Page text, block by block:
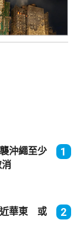
沖繩至少
1
近華東 或
2